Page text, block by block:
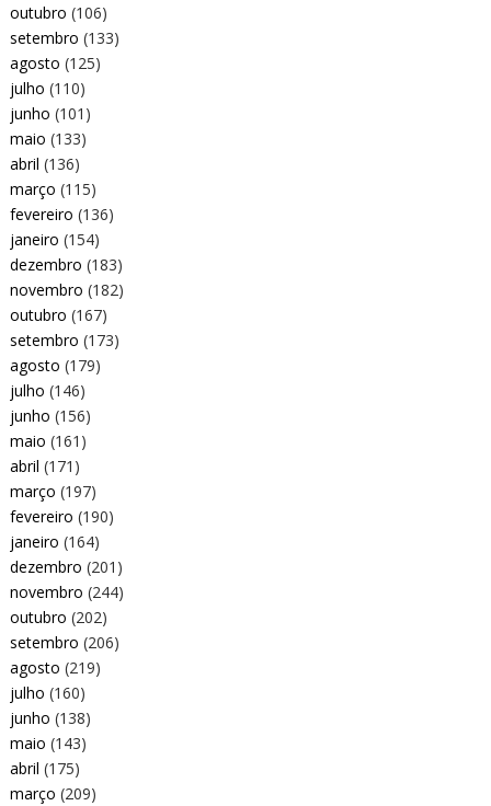
outubro (106)
setembro (133)
agosto (125)
julho (110)
junho (101)
maio (133)
abril (136)
março (115)
fevereiro (136)
janeiro (154)
dezembro (183)
novembro (182)
outubro (167)
setembro (173)
agosto (179)
julho (146)
junho (156)
maio (161)
abril (171)
março (197)
fevereiro (190)
janeiro (164)
dezembro (201)
novembro (244)
outubro (202)
setembro (206)
agosto (219)
julho (160)
junho (138)
maio (143)
abril (175)
março (209)